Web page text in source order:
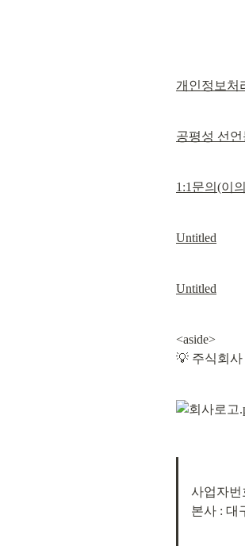
개인정보처
공평성 선언
1:1문의(이
Untitled
Untitled
<aside>
💡 주식회
사업자번
본사 : 대